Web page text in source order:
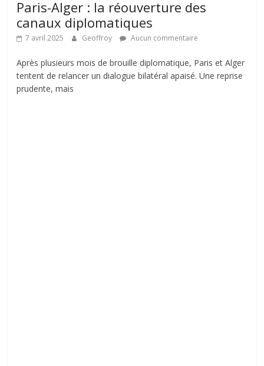
Paris-Alger : la réouverture des
canaux diplomatiques
7 avril 2025 Geoffroy Aucun commentaire
Après plusieurs mois de brouille diplomatique, Paris et Alger
tentent de relancer un dialogue bilatéral apaisé. Une reprise
prudente, mais